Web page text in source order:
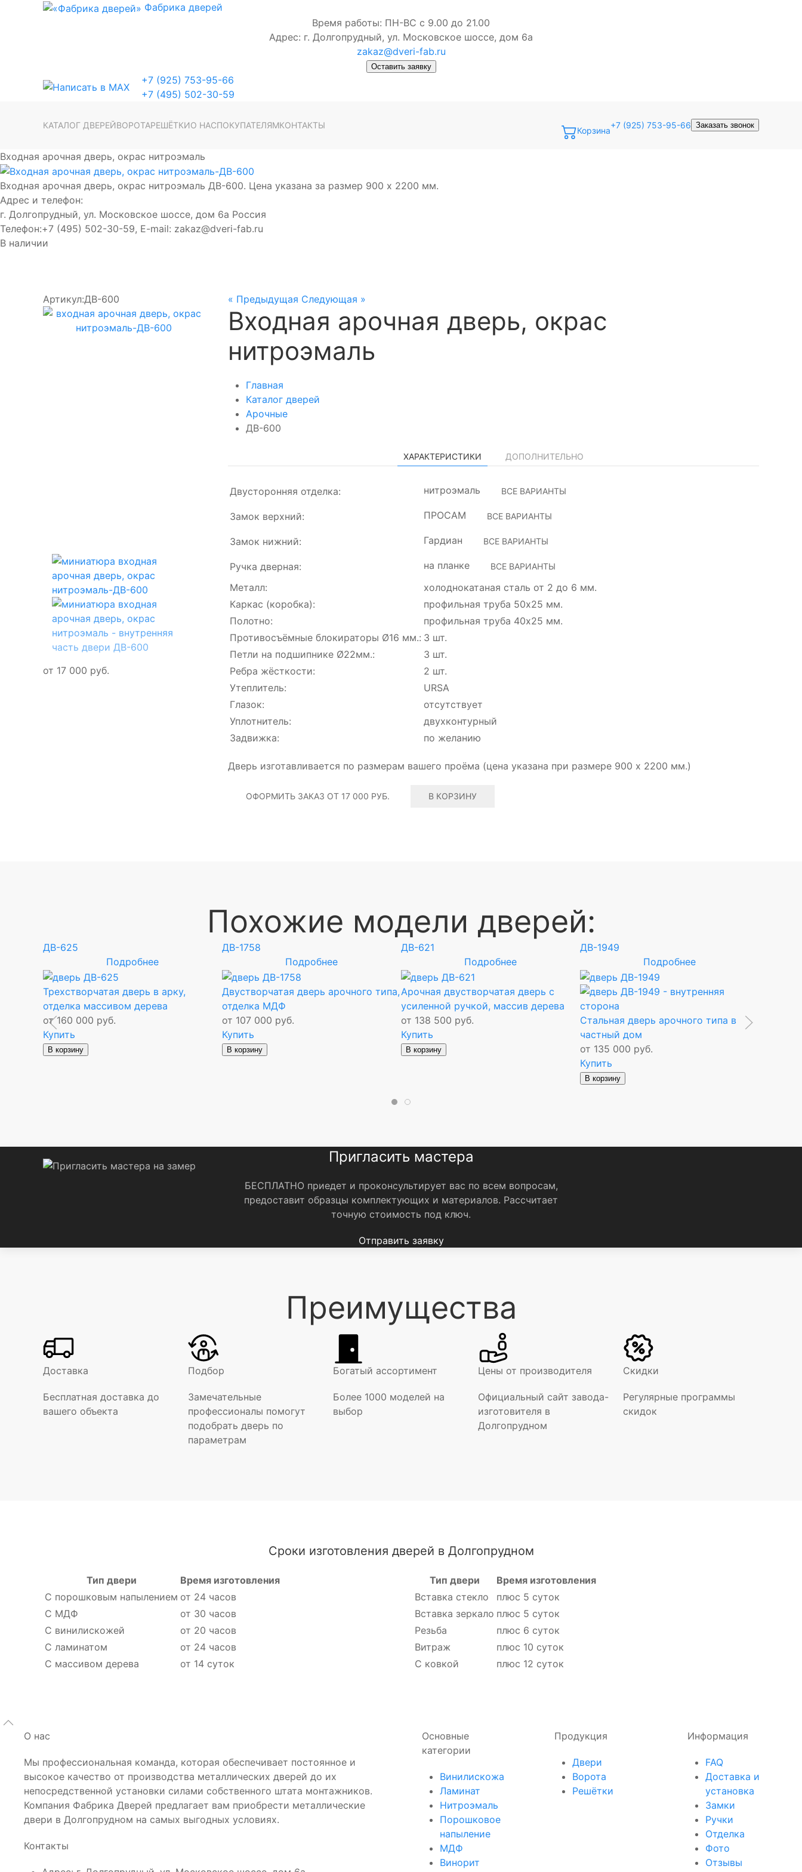
Фабрика дверей
Время работы: ПН-ВС с 9.00 до 21.00
Адрес: г. Долгопрудный, ул. Московское шоссе, дом 6а
zakaz@dveri-fab.ru
Оставить заявку
+7 (925) 753-95-66
+7 (495) 502-30-59
КАТАЛОГ ДВЕРЕЙВОРОТАРЕШЁТКИО НАСПОКУПАТЕЛЯМКОНТАКТЫ
Корзина
+7 (925) 753-95-66 Заказать звонок
Входная арочная дверь, окрас нитроэмаль
Входная арочная дверь, окрас нитроэмаль ДВ-600. Цена указана за размер 900 х 2200 мм.
Адрес и телефон:
г. Долгопрудный, ул. Московское шоссе, дом 6а Россия
Телефон:+7 (495) 502-30-59, E-mail: zakaz@dveri-fab.ru
В наличии
Артикул:ДВ-600
от 17 000 руб.
« Предыдущая Следующая »
Входная арочная дверь, окрас
нитроэмаль
Главная
Каталог дверей
Арочные
ДВ-600
ХАРАКТЕРИСТИКИ ДОПОЛНИТЕЛЬНО
Двусторонняя отделка: нитроэмаль ВСЕ ВАРИАНТЫ
Замок верхний: ПРОСАМ ВСЕ ВАРИАНТЫ
Замок нижний: Гардиан ВСЕ ВАРИАНТЫ
Ручка дверная: на планке ВСЕ ВАРИАНТЫ
Металл:
холоднокатаная сталь от 2 до 6 мм.
Каркас (коробка):
профильная труба 50х25 мм.
Полотно:
профильная труба 40х25 мм.
Противосъёмные блокираторы Ø16 мм.: 3 шт.
Петли на подшипнике Ø22мм.:
3 шт.
Ребра жёсткости:
2 шт.
Утеплитель:
URSA
Глазок:
отсутствует
Уплотнитель:
двухконтурный
Задвижка:
по желанию
Дверь изготавливается по размерам вашего проёма (цена указана при размере 900 х 2200 мм.)
ОФОРМИТЬ ЗАКАЗ ОТ 17 000 РУБ. В КОРЗИНУ
Похожие модели дверей:
ДВ-625
Подробнее
Трехстворчатая дверь в арку,
отделка массивом дерева
от 160 000 руб.
Купить
В корзину
ДВ-1758
Подробнее
Двустворчатая дверь арочного типа,
отделка МДФ
от 107 000 руб.
Купить
В корзину
ДВ-621
Подробнее
Арочная двустворчатая дверь с
усиленной ручкой, массив дерева
от 138 500 руб.
Купить
В корзину
ДВ-1949
Подробнее
Стальная дверь арочного типа в
частный дом
от 135 000 руб.
Купить
В корзину
Пригласить мастера
БЕСПЛАТНО приедет и проконсультирует вас по всем вопросам,
предоставит образцы комплектующих и материалов. Рассчитает
точную стоимость под ключ.
Отправить заявку
Преимущества
Доставка
Бесплатная доставка до
вашего объекта
Подбор
Замечательные
профессионалы помогут
подобрать дверь по
параметрам
Богатый ассортимент
Более 1000 моделей на
выбор
Цены от производителя
Официальный сайт завода-
изготовителя в
Долгопрудном
Скидки
Регулярные программы
скидок
Сроки изготовления дверей в Долгопрудном
Тип двери
Время изготовления
С порошковым напылением от 24 часов
С МДФ
от 30 часов
С винилискожей
от 20 часов
С ламинатом
от 24 часов
С массивом дерева
от 14 суток
Тип двери
Время изготовления
Вставка стекло
плюс 5 суток
Вставка зеркало плюс 5 суток
Резьба
плюс 6 суток
Витраж
плюс 10 суток
С ковкой
плюс 12 суток
О нас
Мы профессиональная команда, которая обеспечивает постоянное и
высокое качество от производства металлических дверей до их
непосредственной установки силами собственного штата монтажников.
Компания Фабрика Дверей предлагает вам приобрести металлические
двери в Долгопрудном на самых выгодных условиях.
Контакты
Основные
категории
Винилискожа
Ламинат
Нитроэмаль
Порошковое
напыление
МДФ
Винорит
Продукция
Двери
Ворота
Решётки
Информация
FAQ
Доставка и
установка
Замки
Ручки
Отделка
Фото
Отзывы